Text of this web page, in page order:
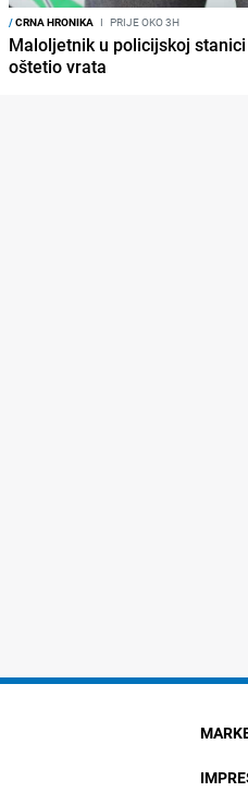
/CRNA HRONIKA I PRIJE OKO 3H
Maloljetnik u policijskoj
oštetio vrata